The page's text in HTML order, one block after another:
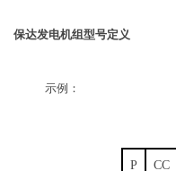
保达发电机组型号定义
示例：
P CC